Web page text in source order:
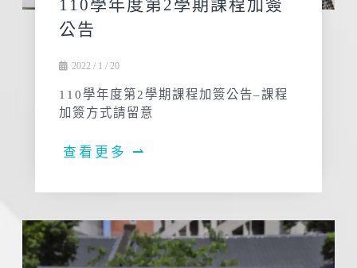
110學年度第2學期課程加簽
公告
2022 / 1 / 20
110學年度第2學期課程加簽公告–課程
加簽方式請留意
查看更多 ⇀